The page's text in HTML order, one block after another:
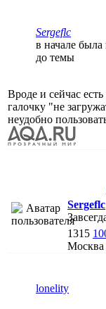
Sergeflc
в начале
до темы
Вроде и сейчас
галочку "не
неудобно
Sergeflc
1315
Москва
lonelity